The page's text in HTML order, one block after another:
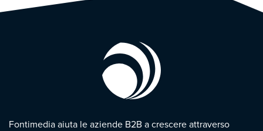
Fontimedia aiuta le aziende B2B a crescere attraverso